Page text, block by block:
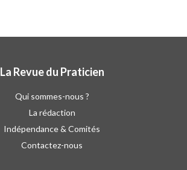
La Revue du Praticien
Qui sommes-nous ?
La rédaction
Indépendance & Comités
Contactez-nous